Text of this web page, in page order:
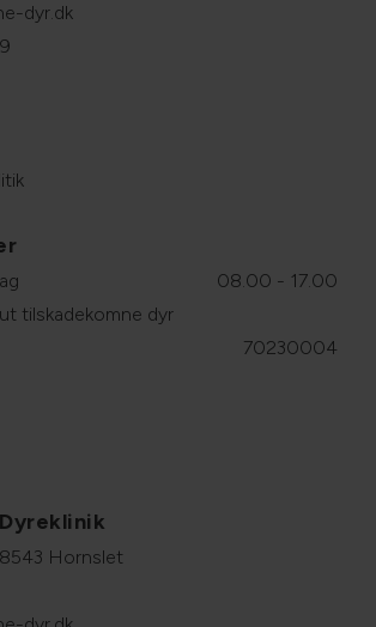
dyr.dk
08.00 - 17.00
tilskadekomne dyr
70230004
Hornslet